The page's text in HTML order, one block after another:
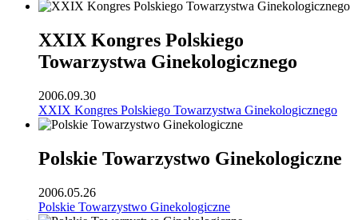
XXIX Kongres Polskiego
Towarzystwa Ginekologicznego
2006.09.30
XXIX Kongres Polskiego Towarzystwa Ginekologicznego
Polskie Towarzystwo Ginekologiczne
2006.05.26
Polskie Towarzystwo Ginekologiczne